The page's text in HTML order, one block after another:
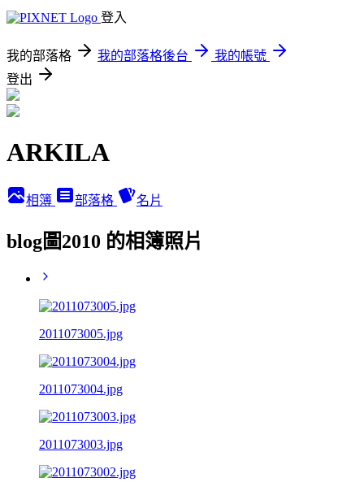
登入
我的部落格 我的部落格後台
我的帳號
登出
ARKILA
相簿 部落格 名片
blog圖2010 的相簿照片
2011073005.jpg
2011073004.jpg
2011073003.jpg